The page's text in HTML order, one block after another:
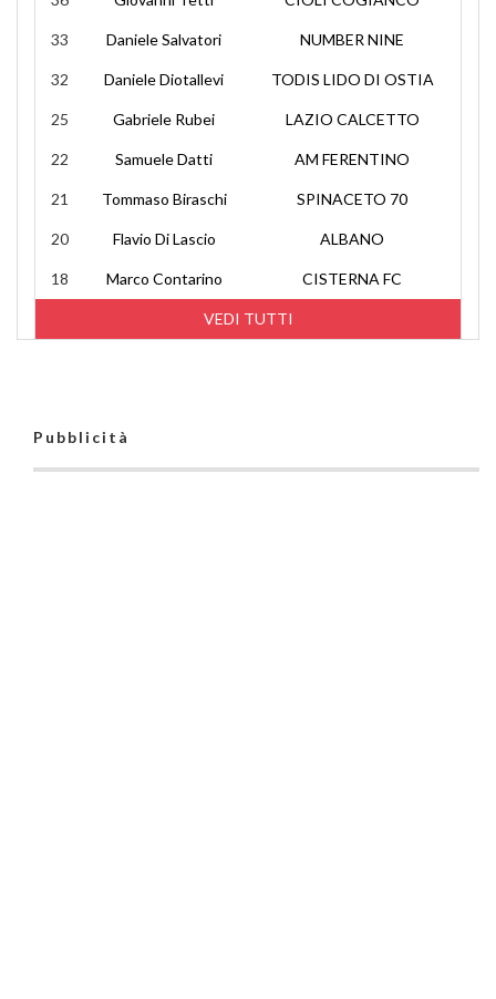
VEDI TUTTI
33 Daniele Salvatori NUMBER NINE
32 Daniele Diotallevi TODIS LIDO DI OSTIA
25 Gabriele Rubei LAZIO CALCETTO
22 Samuele Datti AM FERENTINO
21 Tommaso Biraschi SPINACETO 70
20 Flavio Di Lascio ALBANO
18 Marco Contarino CISTERNA FC
Pubblicità